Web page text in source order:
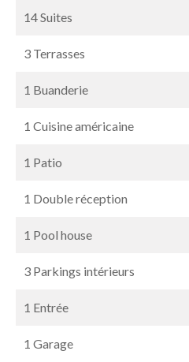
14 Suites
3 Terrasses
1 Buanderie
1 Cuisine américaine
1 Patio
1 Double réception
1 Pool house
3 Parkings intérieurs
1 Entrée
1 Garage